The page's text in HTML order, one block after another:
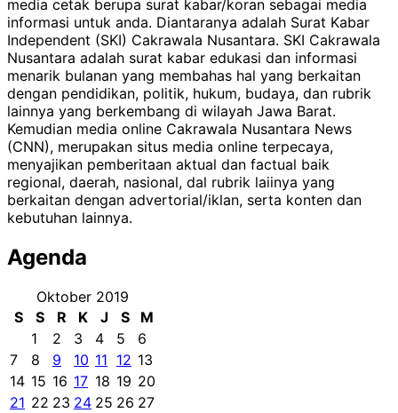
media cetak berupa surat kabar/koran sebagai media
informasi untuk anda. Diantaranya adalah Surat Kabar
Independent (SKI) Cakrawala Nusantara. SKI Cakrawala
Nusantara adalah surat kabar edukasi dan informasi
menarik bulanan yang membahas hal yang berkaitan
dengan pendidikan, politik, hukum, budaya, dan rubrik
lainnya yang berkembang di wilayah Jawa Barat.
Kemudian media online Cakrawala Nusantara News
(CNN), merupakan situs media online terpecaya,
menyajikan pemberitaan aktual dan factual baik
regional, daerah, nasional, dal rubrik laiinya yang
berkaitan dengan advertorial/iklan, serta konten dan
kebutuhan lainnya.
Agenda
Oktober 2019
S
S R K J S
M
1
2 3 4 5
6
7
8 9 10 11 12 13
14 15 16 17 18 19 20
21 22 23 24 25 26 27